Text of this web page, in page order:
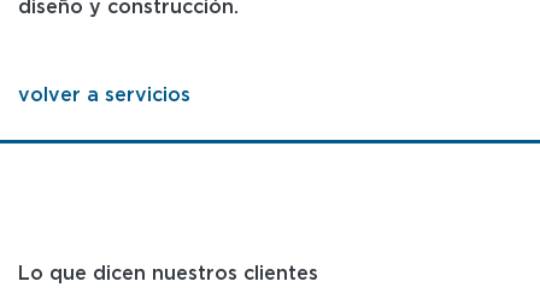
diseño y construcción.
volver a servicios
Lo que dicen nuestros clientes